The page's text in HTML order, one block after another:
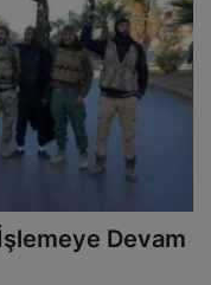
Devam